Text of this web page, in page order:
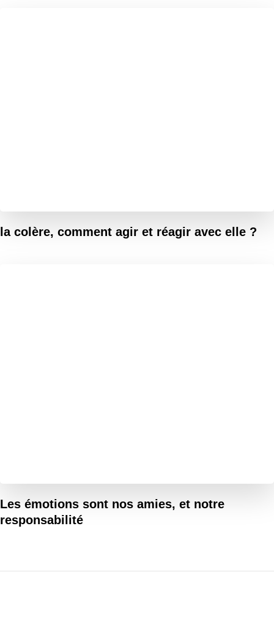
la colère, comment agir et réagir avec elle ?
Les émotions sont nos amies, et notre
responsabilité